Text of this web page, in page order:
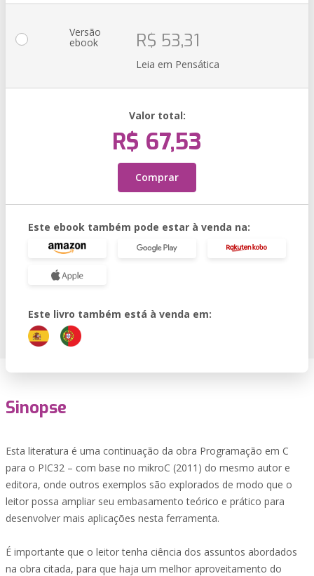
Versão
ebook R$ 53,31
Leia em Pensática
Valor total:
R$ 67,53
Comprar
Este ebook também pode estar à venda na:
Este livro também está à venda em:
Sinopse
Esta literatura é uma continuação da obra Programação em C
para o PIC32 – com base no mikroC (2011) do mesmo autor e
editora, onde outros exemplos são explorados de modo que o
leitor possa ampliar seu embasamento teórico e prático para
desenvolver mais aplicações nesta ferramenta.
É importante que o leitor tenha ciência dos assuntos abordados
na obra citada, para que haja um melhor aproveitamento do